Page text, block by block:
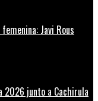
Javi Rous
2026 junto a Cachirula